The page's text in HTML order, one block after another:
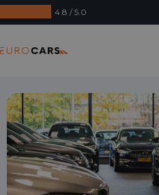
4.8 / 5.0